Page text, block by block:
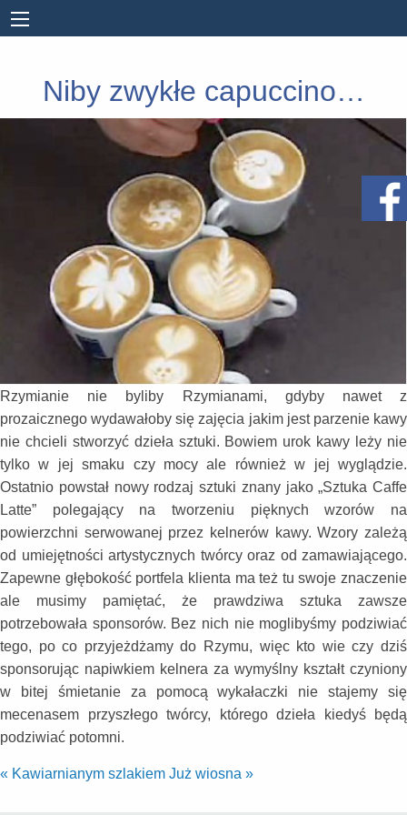
Niby zwykłe capuccino…
Rzymianie nie byliby Rzymianami, gdyby nawet z
prozaicznego wydawałoby się zajęcia jakim jest parzenie kawy
nie chcieli stworzyć dzieła sztuki. Bowiem urok kawy leży nie
tylko w jej smaku czy mocy ale również w jej wyglądzie.
Ostatnio powstał nowy rodzaj sztuki znany jako „Sztuka Caffe
Latte” polegający na tworzeniu pięknych wzorów na
powierzchni serwowanej przez kelnerów kawy. Wzory zależą
od umiejętności artystycznych twórcy oraz od zamawiającego.
Zapewne głębokość portfela klienta ma też tu swoje znaczenie
ale musimy pamiętać, że prawdziwa sztuka zawsze
potrzebowała sponsorów. Bez nich nie moglibyśmy podziwiać
tego, po co przyjeżdżamy do Rzymu, więc kto wie czy dziś
sponsorując napiwkiem kelnera za wymyślny kształt czyniony
w bitej śmietanie za pomocą wykałaczki nie stajemy się
mecenasem przyszłego twórcy, którego dzieła kiedyś będą
podziwiać potomni.
« Kawiarnianym szlakiem Już wiosna »